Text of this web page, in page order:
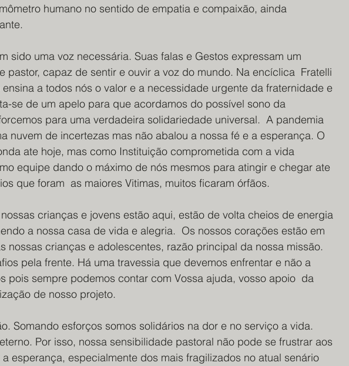
humano no sentido de empatia e compaixão, ainda
sido uma voz necessária. Suas falas e Gestos expressam um
pastor, capaz de sentir e ouvir a voz do mundo. Na encíclica  Fratelli
a todos nós o valor e a necessidade urgente da fraternidade e
se de um apelo para que acordamos do possível sono da
para uma verdadeira solidariedade universal.  A pandemia
nuvem de incertezas mas não abalou a nossa fé e a esperança. O
ate hoje, mas como Instituição comprometida com a vida
equipe dando o máximo de nós mesmos para atingir e chegar ate
que foram  as maiores Vitimas, muitos ficaram órfãos.
crianças e jovens estão aqui, estão de volta cheios de energia
a nossa casa de vida e alegria.  Os nossos corações estão em
nossas crianças e adolescentes, razão principal da nossa missão.
pela frente. Há uma travessia que devemos enfrentar e não a
pois sempre podemos contar com Vossa ajuda, vosso apoio  da
de nosso projeto.
Somando esforços somos solidários na dor e no serviço a vida.
Por isso, nossa sensibilidade pastoral não pode se frustrar aos
esperança, especialmente dos mais fragilizados no atual senário